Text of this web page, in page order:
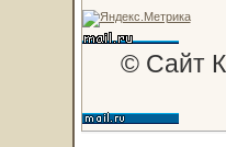
© Сайт